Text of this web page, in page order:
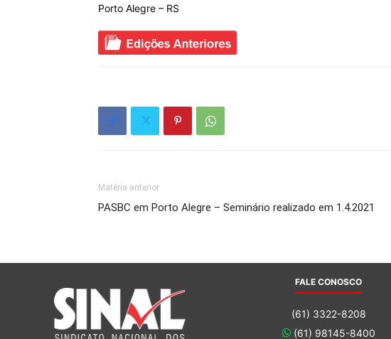
Porto Alegre – RS
Matéria anterior
PASBC em Porto Alegre – Seminário realizado em 1.4.2021
FALE CONOSCO
(61) 3322-8208
(61) 98145-8400